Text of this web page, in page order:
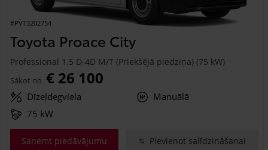
#PVT3202754
Toyota Proace City
Professional 1.5 D-4D M/T (Priekšējā piedziņa) (75 kW)
Sākot no € 26 100
Dīzeļdegviela
Manuālā
75 kW
Saņemt piedāvājumu Pievienot salīdzināšanai